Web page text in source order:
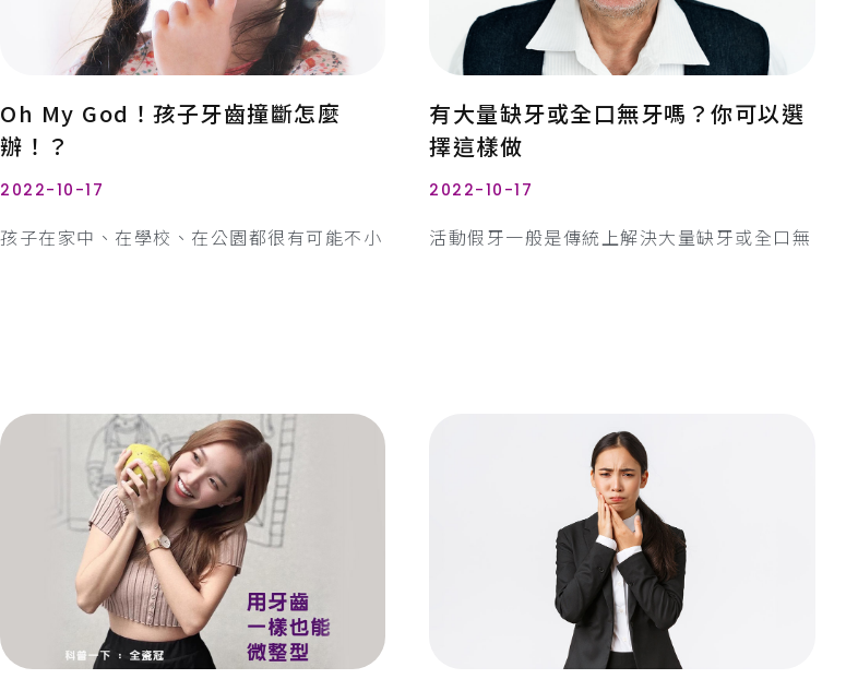
Oh My God！孩子牙齒撞斷怎麼
辦！？
2022-10-17
孩子在家中、在學校、在公園都很有可能不小
有大量缺牙或全口無牙嗎？你可以選
擇這樣做
2022-10-17
活動假牙一般是傳統上解決大量缺牙或全口無